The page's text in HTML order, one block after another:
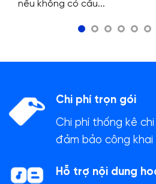
nếu không có cấu...
Chi phí trọn gói
Chi phí thống kê
đảm bảo công khai
Hỗ trợ nội dung